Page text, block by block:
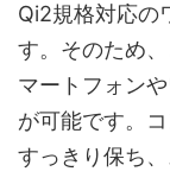
Qi2規格対応の
す。そのため
マートフォン
が可能です。
すっきり保ち